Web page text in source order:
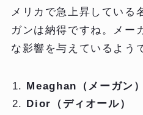
メリカで急上昇している
ガンは納得ですね。メー
な影響を与えているよう
Meaghan（メーガン）
Dior（ディオール）